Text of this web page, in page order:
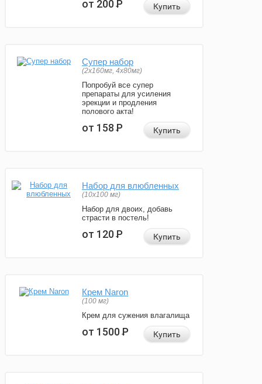
от 200Р Купить
Супер набор
(2х160мг, 4х80мг)
Попробуй все супер
препараты для усиления
эрекции и продления
полового акта!
от 158Р Купить
Набор для влюбленных
(10х100 мг)
Набор для двоих, добавь
страсти в постель!
от 120Р Купить
Крем Naron
(100 мг)
Крем для сужения влагалища
от 1500Р Купить